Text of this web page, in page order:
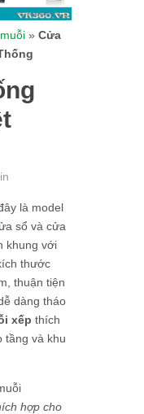
» Cửa
là model
sổ và cửa
khung với
thước
thuận tiện
dàng tháo
xếp thích
tầng và khu
hợp cho